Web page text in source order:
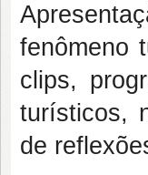
fenômeno
clips,
turísticos,
de